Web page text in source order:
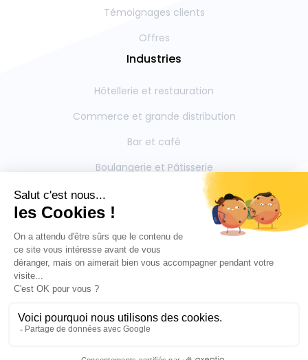
Témoignages clients
Offres
Industries
Hôtellerie et restauration
Commerce et grande distribution
Bar et café
Boulangerie et Pâtisserie
Restauration collective
Boucherie et Charcuterie
Mentions légales
Outils partenaires intégrés